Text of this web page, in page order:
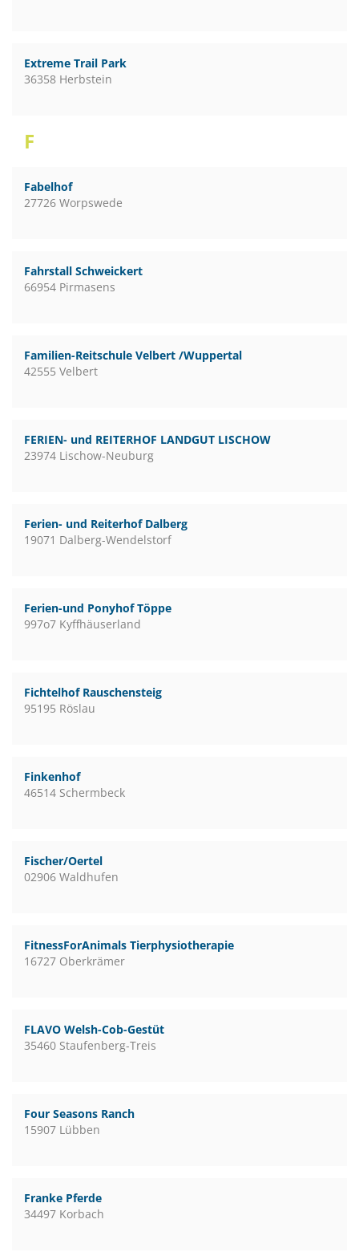
Extreme Trail Park
36358 Herbstein
F
Fabelhof
27726 Worpswede
Fahrstall Schweickert
66954 Pirmasens
Familien-Reitschule Velbert /Wuppertal
42555 Velbert
FERIEN- und REITERHOF LANDGUT LISCHOW
23974 Lischow-Neuburg
Ferien- und Reiterhof Dalberg
19071 Dalberg-Wendelstorf
Ferien-und Ponyhof Töppe
997o7 Kyffhäuserland
Fichtelhof Rauschensteig
95195 Röslau
Finkenhof
46514 Schermbeck
Fischer/Oertel
02906 Waldhufen
FitnessForAnimals Tierphysiotherapie
16727 Oberkrämer
FLAVO Welsh-Cob-Gestüt
35460 Staufenberg-Treis
Four Seasons Ranch
15907 Lübben
Franke Pferde
34497 Korbach